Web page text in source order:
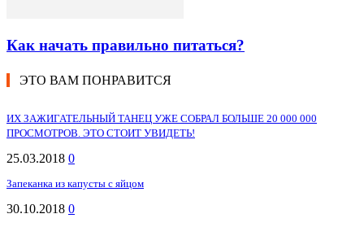
Как начать правильно питаться?
ЭТО ВАМ ПОНРАВИТСЯ
ИХ ЗАЖИГАТЕЛЬНЫЙ ТАНЕЦ УЖЕ СОБРАЛ БОЛЬШЕ 20 000 000
ПРОСМОТРОВ. ЭТО СТОИТ УВИДЕТЬ!
25.03.2018 0
Запеканка из капусты с яйцом
30.10.2018 0